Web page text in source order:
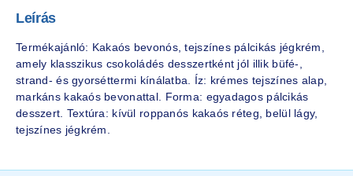
Leírás
Termékajánló: Kakaós bevonós, tejszínes pálcikás jégkrém,
amely klasszikus csokoládés desszertként jól illik büfé-,
strand- és gyorséttermi kínálatba. Íz: krémes tejszínes alap,
markáns kakaós bevonattal. Forma: egyadagos pálcikás
desszert. Textúra: kívül roppanós kakaós réteg, belül lágy,
tejszínes jégkrém.